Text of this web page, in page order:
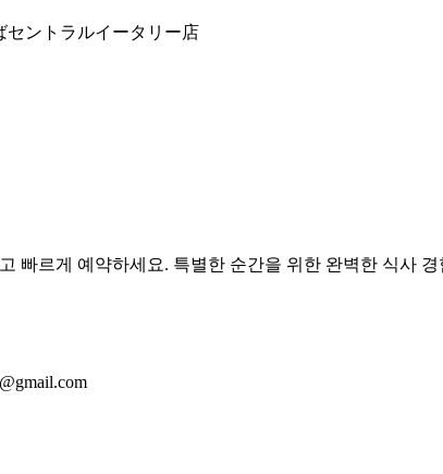
セントラルイータリー店
빠르게 예약하세요. 특별한 순간을 위한 완벽한 식사